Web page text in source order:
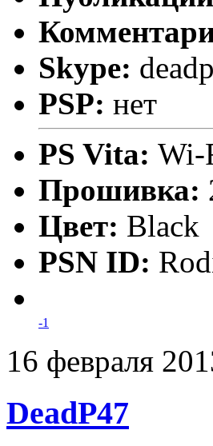
Skype:
PSP: нет
PS Vita: Wi-
Прошивка:
Цвет: Black
PSN ID:
-1
16 февраля
DeadP47